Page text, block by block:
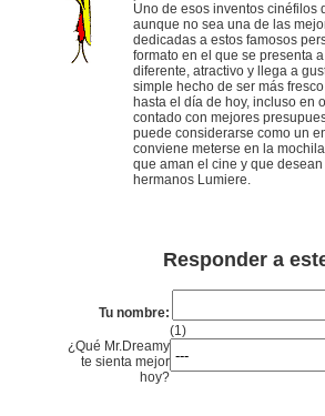
Uno de esos inventos cinéfilos
aunque no sea una de las
dedicadas a estos famosos
formato en el que se presenta
diferente, atractivo y llega a
simple hecho de ser más
hasta el día de hoy, incluso en
contado con mejores
puede considerarse como un
conviene meterse en la
que aman el cine y que
hermanos Lumiere.
Responder a
Tu nombre:
(1)
¿Qué Mr.Dreamy
te sienta mejor
hoy?